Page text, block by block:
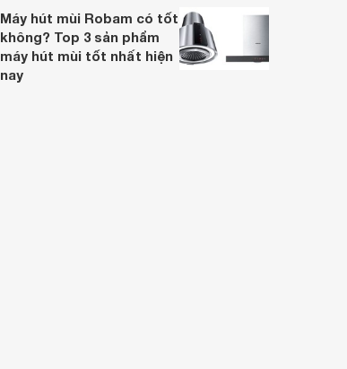
Máy hút mùi Robam có tốt
không? Top 3 sản phẩm
máy hút mùi tốt nhất hiện
nay